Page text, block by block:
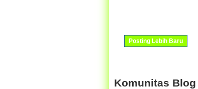
Posting Lebih Baru
Komunitas